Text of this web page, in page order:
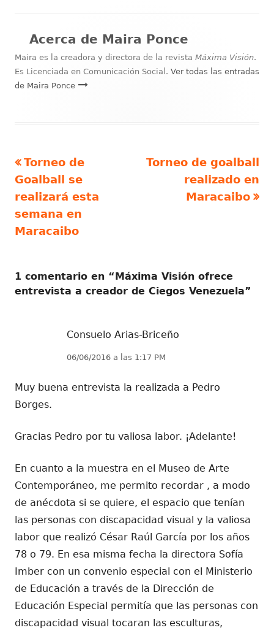
Acerca de Maira Ponce
Maira es la creadora y directora de la revista Máxima Visión.
Es Licenciada en Comunicación Social. Ver todas las entradas
de Maira Ponce
Navegación
de
entradas
Artículo
anterior
Torneo de
Goalball se
realizará esta
semana en
Maracaibo
Artículo
siguiente
Torneo de goalball
realizado en
Maracaibo
1 comentario en “Máxima Visión ofrece
entrevista a creador de Ciegos Venezuela”
Consuelo Arias-Briceño
06/06/2016 a las 1:17 PM
Muy buena entrevista la realizada a Pedro
Borges.
Gracias Pedro por tu valiosa labor. ¡Adelante!
En cuanto a la muestra en el Museo de Arte
Contemporáneo, me permito recordar , a modo
de anécdota si se quiere, el espacio que tenían
las personas con discapacidad visual y la valiosa
labor que realizó César Raúl García por los años
78 o 79. En esa misma fecha la directora Sofía
Imber con un convenio especial con el Ministerio
de Educación a través de la Dirección de
Educación Especial permitía que las personas con
discapacidad visual tocaran las esculturas,